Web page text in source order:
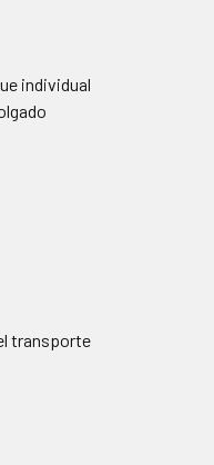
individual
transporte